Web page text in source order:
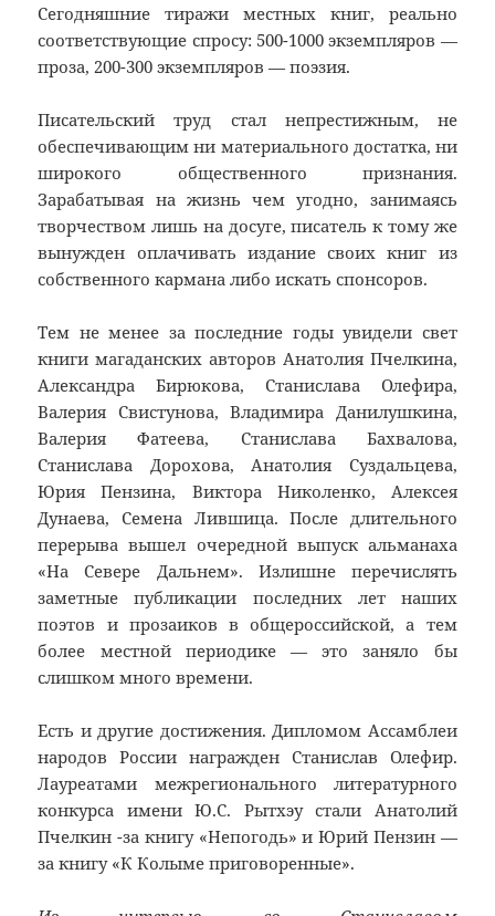
Сегодняшние тиражи местных книг, реально
соответствующие спросу: 500-1000 экземпляров —
проза, 200-300 экземпляров — поэзия.
Писательский труд стал непрестижным, не
обеспечивающим ни материального достатка, ни
широкого общественного признания.
Зарабатывая на жизнь чем угодно, занимаясь
творчеством лишь на досуге, писатель к тому же
вынужден оплачивать издание своих книг из
собственного кармана либо искать спонсоров.
Тем не менее за последние годы увидели свет
книги магаданских авторов Анатолия Пчелкина,
Александра Бирюкова, Станислава Олефира,
Валерия Свистунова, Владимира Данилушкина,
Валерия Фатеева, Станислава Бахвалова,
Станислава Дорохова, Анатолия Суздальцева,
Юрия Пензина, Виктора Николенко, Алексея
Дунаева, Семена Лившица. После длительного
перерыва вышел очередной выпуск альманаха
«На Севере Дальнем». Излишне перечислять
заметные публикации последних лет наших
поэтов и прозаиков в общероссийской, а тем
более местной периодике — это заняло бы
слишком много времени.
Есть и другие достижения. Дипломом Ассамблеи
народов России награжден Станислав Олефир.
Лауреатами межрегионального литературного
конкурса имени Ю.С. Рытхэу стали Анатолий
Пчелкин -за книгу «Непогодь» и Юрий Пензин —
за книгу «К Колыме приговоренные».